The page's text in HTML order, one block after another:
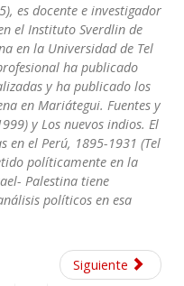
es docente e investigador
el Instituto Sverdlin de
en la Universidad de Tel
ha publicado
y ha publicado los
en Mariátegui. Fuentes y
y Los nuevos indios. El
en el Perú, 1895-1931 (Tel
políticamente en la
Palestina tiene
políticos en esa
Siguiente